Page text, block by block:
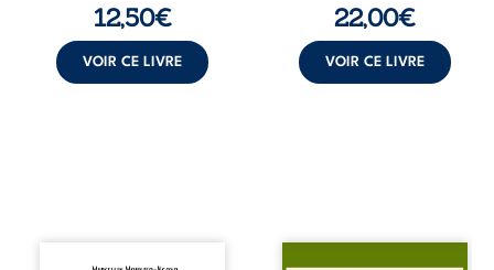
12,50€
VOIR CE LIVRE
22,00€
VOIR CE LIVRE